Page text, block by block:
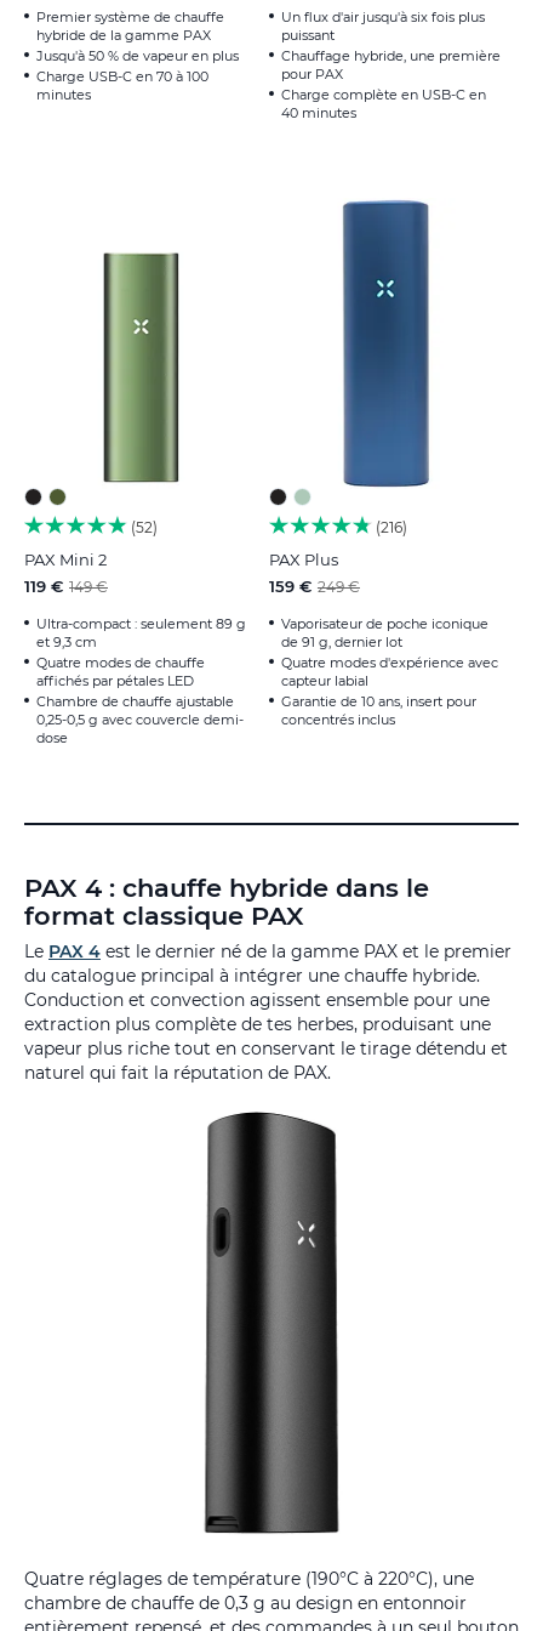
Premier système de chauffe
hybride de la gamme PAX
Jusqu'à 50 % de vapeur en plus
Charge USB-C en 70 à 100
minutes
Un flux d'air jusqu'à six fois plus
puissant
Chauffage hybride, une première
pour PAX
Charge complète en USB-C en
40 minutes
52
PAX Mini 2
119 € 149 €
Ultra-compact : seulement 89 g
et 9,3 cm
Quatre modes de chauffe
affichés par pétales LED
Chambre de chauffe ajustable
0,25-0,5 g avec couvercle demi-
dose
216
PAX Plus
159 € 249 €
Vaporisateur de poche iconique
de 91 g, dernier lot
Quatre modes d'expérience avec
capteur labial
Garantie de 10 ans, insert pour
concentrés inclus
PAX 4 : chauffe hybride dans le
format classique PAX
Le PAX 4 est le dernier né de la gamme PAX et le premier
du catalogue principal à intégrer une chauffe hybride.
Conduction et convection agissent ensemble pour une
extraction plus complète de tes herbes, produisant une
vapeur plus riche tout en conservant le tirage détendu et
naturel qui fait la réputation de PAX.
Quatre réglages de température (190°C à 220°C), une
chambre de chauffe de 0,3 g au design en entonnoir